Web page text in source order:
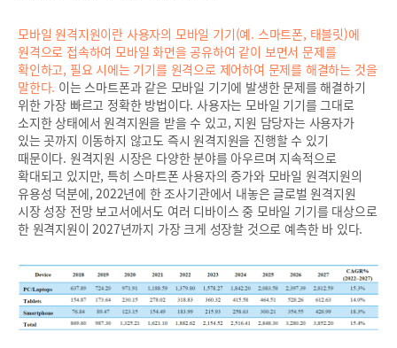
모바일 원격지원이란 사용자의 모바일 기기(예. 스마트폰, 태블릿)에
원격으로 접속하여 모바일 화면을 공유하여 같이 보면서 문제를
확인하고, 필요 시에는 기기를 원격으로 제어하여 문제를 해결하는 것을
말한다. 이는 스마트폰과 같은 모바일 기기에 발생한 문제를 해결하기
위한 가장 빠르고 정확한 방법이다. 사용자는 모바일 기기를 그대로
소지한 상태에서 원격지원을 받을 수 있고, 지원 담당자는 사용자가
있는 곳까지 이동하지 않고도 즉시 원격지원을 진행할 수 있기
때문이다. 원격지원 시장은 다양한 분야를 아우르며 지속적으로
확대되고 있지만, 특히 스마트폰 사용자의 증가와 모바일 원격지원의
유용성 덕분에, 2022년에 한 조사기관에서 내놓은 글로벌 원격지원
시장 성장 전망 보고서에서도 여러 디바이스 중 모바일 기기를 대상으로
한 원격지원이 2027년까지 가장 크게 성장할 것으로 예측한 바 있다.